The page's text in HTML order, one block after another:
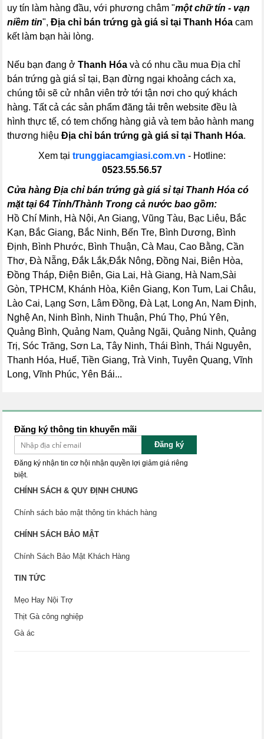
uy tín làm hàng đầu, với phương châm "một chữ tín - vạn
niềm tin",Địa chỉ bán trứng gà giá sỉ tại Thanh Hóa cam
kết làm bạn hài lòng.
Nếu bạn đang ởThanh Hóa và có nhu cầu mua Địa chỉ
bán trứng gà giá sỉ tại, Bạn đừng ngại khoảng cách xa,
chúng tôi sẽ cử nhân viên trở tới tận nơi cho quý khách
hàng. Tất cả các sản phẩm đăng tải trên website đều là
hình thực tế, có tem chống hàng giả và tem bảo hành mang
thương hiệuĐịa chỉ bán trứng gà giá sỉ tại Thanh Hóa.
Xem tại trunggiacamgiasi.com.vn - Hotline:
0523.55.56.57
Cửa hàng Địa chỉ bán trứng gà giá sỉ tại Thanh Hóa có
mặt tại 64 Tỉnh/Thành Trong cả nước bao gồm:
Hồ Chí Minh, Hà Nội, An Giang, Vũng Tàu, Bạc Liêu, Bắc
Kạn, Bắc Giang, Bắc Ninh, Bến Tre, Bình Dương, Bình
Định, Bình Phước, Bình Thuận, Cà Mau, Cao Bằng, Cần
Thơ, Đà Nẵng, Đắk Lắk,Đắk Nông, Đồng Nai, Biên Hòa,
Đồng Tháp, Điện Biên, Gia Lai, Hà Giang, Hà Nam,Sài
Gòn, TPHCM, Khánh Hòa, Kiên Giang, Kon Tum, Lai Châu,
Lào Cai, Lạng Sơn, Lâm Đồng, Đà Lạt, Long An, Nam Định,
Nghệ An, Ninh Bình, Ninh Thuận, Phú Thọ, Phú Yên,
Quảng Bình, Quảng Nam, Quảng Ngãi, Quảng Ninh, Quảng
Trị, Sóc Trăng, Sơn La, Tây Ninh, Thái Bình, Thái Nguyên,
Thanh Hóa, Huế, Tiền Giang, Trà Vinh, Tuyên Quang, Vĩnh
Long, Vĩnh Phúc, Yên Bái...
Đăng ký thông tin khuyến mãi
Đăng ký
Đăng ký nhận tin cơ hội nhận quyền lợi giảm giá riêng
biệt.
CHÍNH SÁCH & QUY ĐỊNH CHUNG
Chính sách bảo mật thông tin khách hàng
CHÍNH SÁCH BẢO MẬT
Chính Sách Bảo Mật Khách Hàng
TIN TỨC
Mẹo Hay Nội Trợ
Thịt Gà công nghiệp
Gà ác